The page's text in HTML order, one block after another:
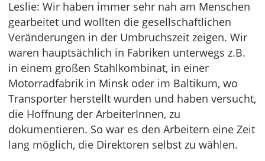
Leslie: Wir haben immer sehr nah am Menschen
gearbeitet und wollten die gesellschaftlichen
Veränderungen in der Umbruchszeit zeigen. Wir
waren hauptsächlich in Fabriken unterwegs z.B.
in einem großen Stahlkombinat, in einer
Motorradfabrik in Minsk oder im Baltikum, wo
Transporter herstellt wurden und haben versucht,
die Hoffnung der ArbeiterInnen, zu
dokumentieren. So war es den Arbeitern eine Zeit
lang möglich, die Direktoren selbst zu wählen.